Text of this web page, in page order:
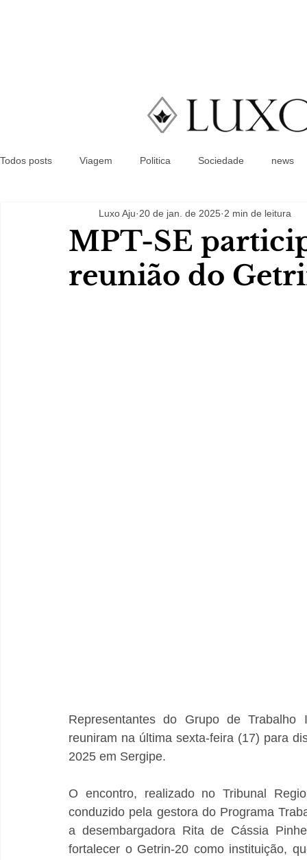
Todos posts Viagem Politica Sociedade news
MPT-SE
reunião do
Luxo Aju 20 de jan. de 2025 2 min de leitura
Representantes do Grupo de Trabalho
reuniram na última sexta-feira (17) para
2025 em Sergipe.
O encontro, realizado no Tribunal
conduzido pela gestora do Programa
a desembargadora Rita de Cássia
fortalecer o Getrin-20 como instituição,